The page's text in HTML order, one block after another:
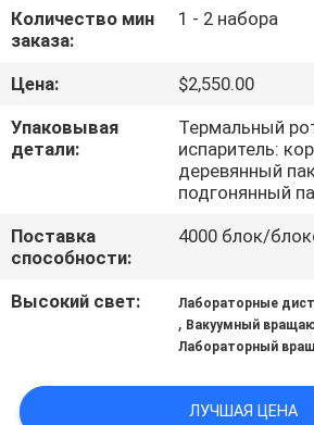
ПУТЕШЕСТВИЕ
ФАБРИКИ
ПРОВЕРКА
КАЧЕСТВА
СВЯЖИТЕСЬ
МЫ
Количество мин
заказа:
1 - 2 набора
Цена:
$2,550.00
Упаковывая
детали:
Термальный
испаритель:
деревянный
подгонянный
Поставка
способности:
4000 блок/
Высокий свет: Лабораторные
, Вакуумный
Лабораторный
ЛУЧШАЯ ЦЕНА